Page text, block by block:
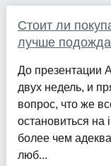
Стоит ли
лучше
До презентации
двух недель, и
вопрос, что же
остановиться на
более чем
люб...